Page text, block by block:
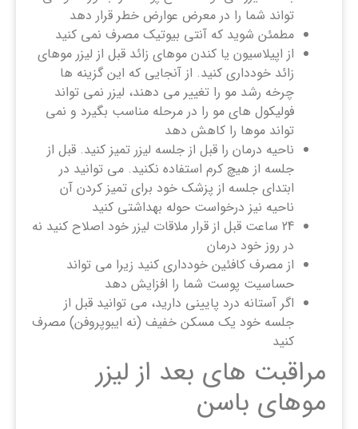
تواند شما را در معرض عوارض خطر قرار دهد
مطمئن شوید که آنتی بیوتیک مصرف نمی کنید
از اپیلاسیون یا کندن موهای زائد قبل از لیزر موهای
زائد خودداری کنید. از آنجایی که این گزینه‌ ها
چرخه رشد مو را تغییر می ‌دهند، لیزر نمی ‌تواند
فولیکول‌ های مو را در مرحله مناسب بگیرد و نمی
‌تواند موها را کاهش دهد
ناحیه درمان را قبل از جلسه لیزر تمیز کنید. قبل از
جلسه از هیچ کرم استفاده نکنید. می توانید در
ابتدای جلسه از پزشک خود برای تمیز کردن آن
ناحیه نیز درخواست حوله بهداشتی کنید
24 ساعت قبل از قرار ملاقات لیزر خود اصلاح کنید نه
در روز خود درمان
از مصرف کافئین خودداری کنید زیرا می تواند
حساسیت پوست شما را افزایش دهد
اگر آستانه درد پایینی دارید، می توانید قبل از
جلسه خود یک مسکن خفیف (نه ایبوپروفن) مصرف
کنید
مراقبت های بعد از لیزر
موهای باسن